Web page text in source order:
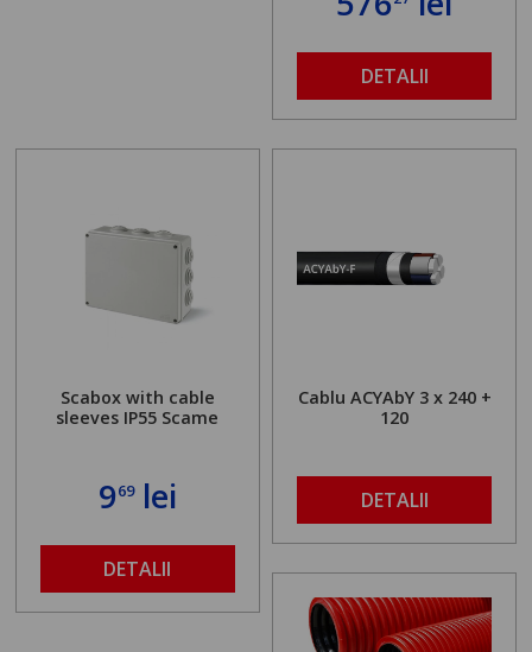
DETALII
Scabox with cable
sleeves IP55 Scame
969lei
DETALII
Cablu ACYAbY 3 x 240 +
120
DETALII